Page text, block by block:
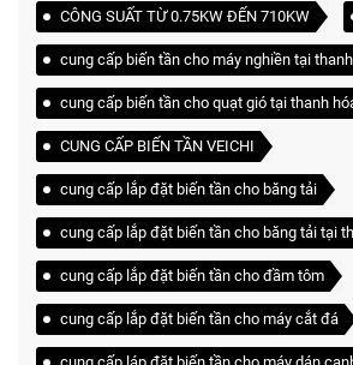
CÔNG SUẤT TỪ 0.75KW ĐẾN 710KW
cung cấp biến tần cho máy nghiền tại
cung cấp biến tần cho quạt gió tại thanh
CUNG CẤP BIẾN TẦN VEICHI
cung cấp lắp đặt biến tần cho băng tải
cung cấp lắp đặt biến tần cho băng tải tại
cung cấp lắp đặt biến tần cho đầm tôm
cung cấp lắp đặt biến tần cho máy cắt đá